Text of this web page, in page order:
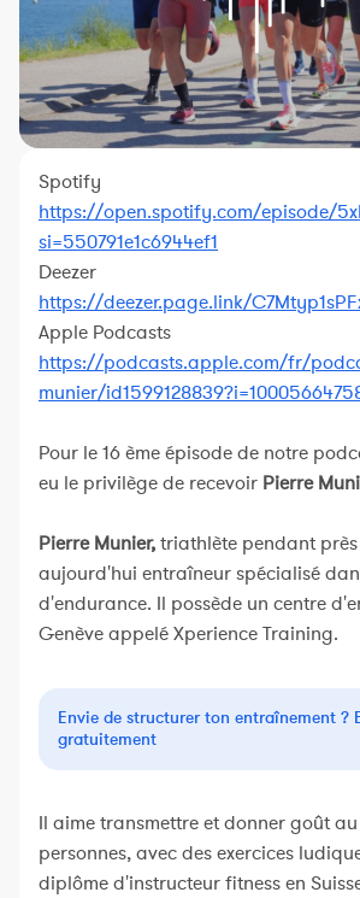
L'équipe Nolio
FAQ
Spotify
https://open.spotify.com/episode/
si=550791e1c6944ef1
Deezer
https://deezer.page.link/
Apple Podcasts
https://podcasts.apple.com/fr/
munier/
Pour le 16 ème épisode de notre
eu le privilège de recevoir Pierre
Pierre Munier,triathlète pendant près
aujourd'hui entraîneur spécialisé
d'endurance. Il possède un centre
Genève appelé Xperience Training.
Envie de structurer ton entraînement ?
gratuitement
Il aime transmettre et donner goût
personnes, avec des exercices
diplôme d'instructeur fitness en